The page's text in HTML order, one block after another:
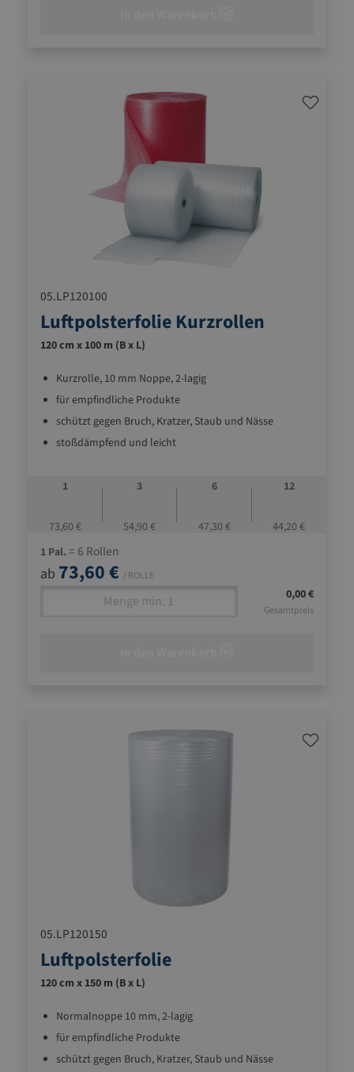
05.LP120100
Luftpolsterfolie Kurzrollen
120 cm x 100 m (B x L)
Kurzrolle, 10 mm Noppe, 2-lagig
für empfindliche Produkte
schützt gegen Bruch, Kratzer, Staub und Nässe
stoßdämpfend und leicht
1
73,60 €
3
54,90 €
6
47,30 €
12
44,20 €
1 Pal. = 6 Rollen
ab 73,60 € / ROLLE
0,00 €
Gesamtpreis
05.LP120150
Luftpolsterfolie
120 cm x 150 m (B x L)
Normalnoppe 10 mm, 2-lagig
für empfindliche Produkte
schützt gegen Bruch, Kratzer, Staub und Nässe